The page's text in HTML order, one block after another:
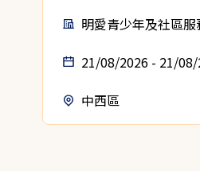
明愛青少年及社區
21/08/2026 - 21/
中西區